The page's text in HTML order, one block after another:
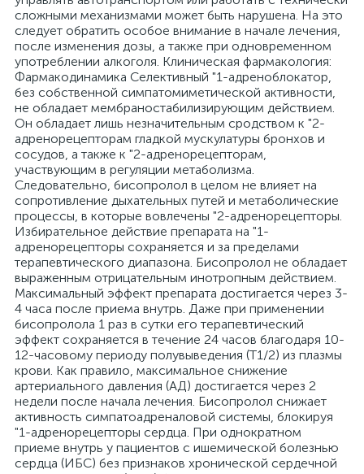
сложными механизмами может быть нарушена. На это
следует обратить особое внимание в начале лечения,
после изменения дозы, а также при одновременном
употреблении алкоголя. Клиническая фармакология:
Фармакодинамика Селективный "1-адреноблокатор,
без собственной симпатомиметической активности,
не обладает мембраностабилизирующим действием.
Он обладает лишь незначительным сродством к "2-
адренорецепторам гладкой мускулатуры бронхов и
сосудов, а также к "2-адренорецепторам,
участвующим в регуляции метаболизма.
Следовательно, бисопролол в целом не влияет на
сопротивление дыхательных путей и метаболические
процессы, в которые вовлечены "2-адренорецепторы.
Избирательное действие препарата на "1-
адренорецепторы сохраняется и за пределами
терапевтического диапазона. Бисопролол не обладает
выраженным отрицательным инотропным действием.
Максимальный эффект препарата достигается через 3-
4 часа после приема внутрь. Даже при применении
бисопролола 1 раз в сутки его терапевтический
эффект сохраняется в течение 24 часов благодаря 10-
12-часовому периоду полувыведения (T1/2) из плазмы
крови. Как правило, максимальное снижение
артериального давления (АД) достигается через 2
недели после начала лечения. Бисопролол снижает
активность симпатоадреналовой системы, блокируя
"1-адренорецепторы сердца. При однократном
приеме внутрь у пациентов с ишемической болезнью
сердца (ИБС) без признаков хронической сердечной